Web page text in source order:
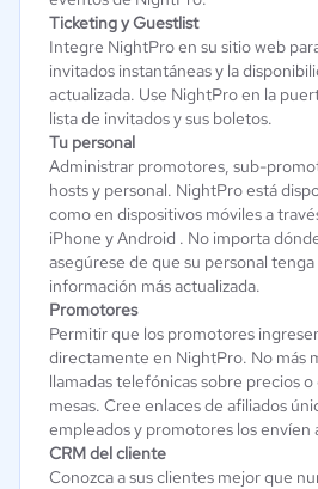
Ticketing y Guestlist
Integre NightPro en su sitio web
invitados instantáneas y la
actualizada. Use NightPro en la
lista de invitados y sus boletos.
Tu personal
Administrar promotores, sub-
hosts y personal. NightPro está
como en dispositivos móviles a
iPhone y Android . No importa
asegúrese de que su personal tenga
información más actualizada.
Promotores
Permitir que los promotores
directamente en NightPro. No más
llamadas telefónicas sobre precios
mesas. Cree enlaces de afiliados
empleados y promotores los envíen
CRM del cliente
Conozca a sus clientes mejor que